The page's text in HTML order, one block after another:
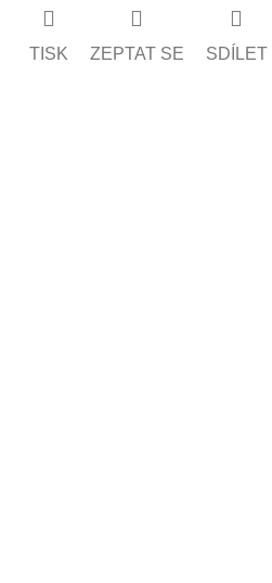
TISK ZEPTAT SE SDÍLET